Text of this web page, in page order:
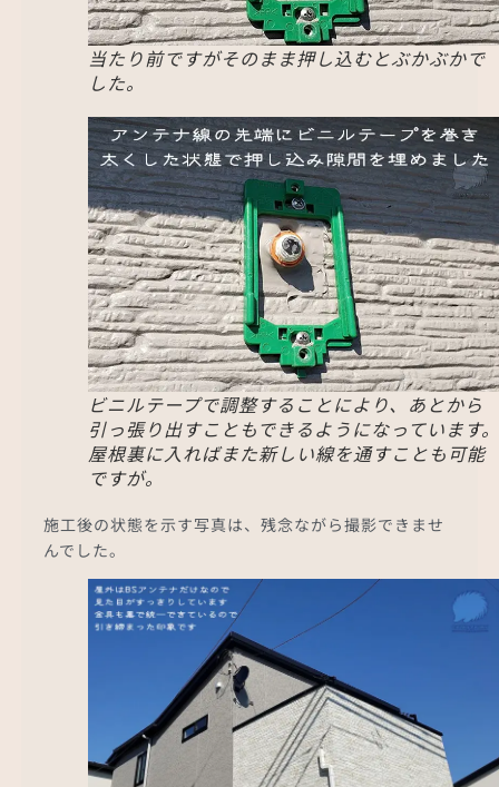
当たり前ですがそのまま押し込むとぶかぶかで
した。
ビニルテープで調整することにより、あとから
引っ張り出すこともできるようになっています。
屋根裏に入ればまた新しい線を通すことも可能
ですが。
施工後の状態を示す写真は、残念ながら撮影できませ
んでした。